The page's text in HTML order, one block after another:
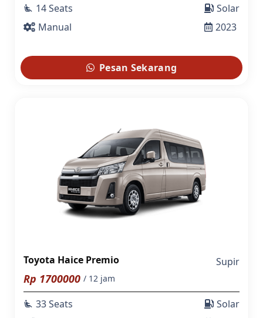
airline_seat_recline_extra 14 Seats
Manual
Solar
2023
Pesan Sekarang
Toyota Haice Premio Supir
Rp 1700000 / 12 jam
airline_seat_recline_extra 33 Seats
Solar